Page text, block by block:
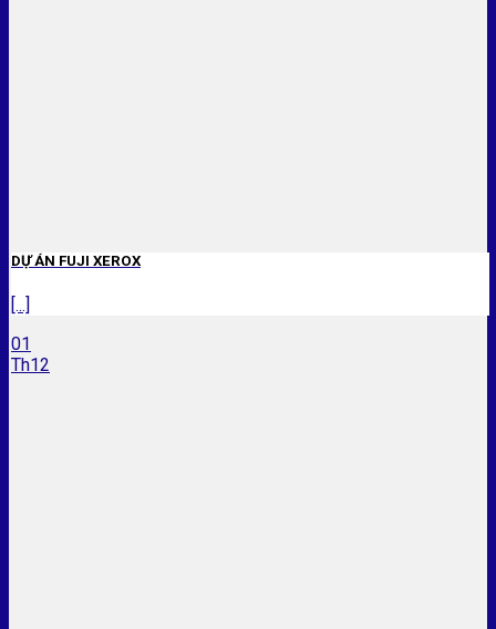
DỰ ÁN FUJI XEROX
[...]
01
Th12